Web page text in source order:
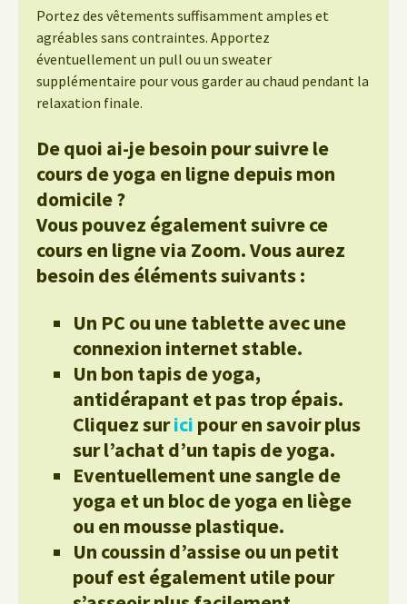
Portez des vêtements suffisamment amples et
agréables sans contraintes. Apportez
éventuellement un pull ou un sweater
supplémentaire pour vous garder au chaud pendant la
relaxation finale.
De quoi ai-je besoin pour suivre le
cours de yoga en ligne depuis mon
domicile ?
Vous pouvez également suivre ce
cours en ligne via Zoom. Vous aurez
besoin des éléments suivants :
Un PC ou une tablette avec une
connexion internet stable.
Un bon tapis de yoga,
antidérapant et pas trop épais.
Cliquez surici pour en savoir plus
sur l’achat d’un tapis de yoga.
Eventuellement une sangle de
yoga et un bloc de yoga en liège
ou en mousse plastique.
Un coussin d’assise ou un petit
pouf est également utile pour